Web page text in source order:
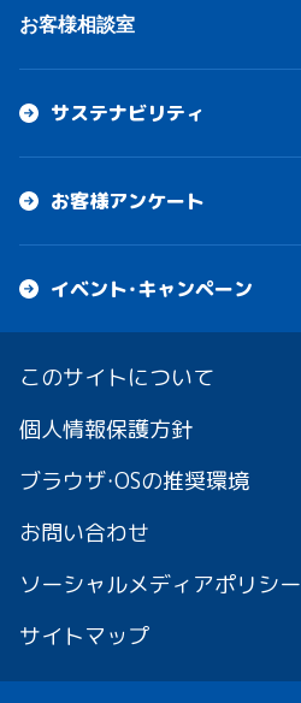
お客様相談室
サステナビリティ
お客様アンケート
イベント・キャンペーン
このサイトについて
個人情報保護方針
ブラウザ・OSの推奨環境
お問い合わせ
ソーシャルメディアポリシー
サイトマップ